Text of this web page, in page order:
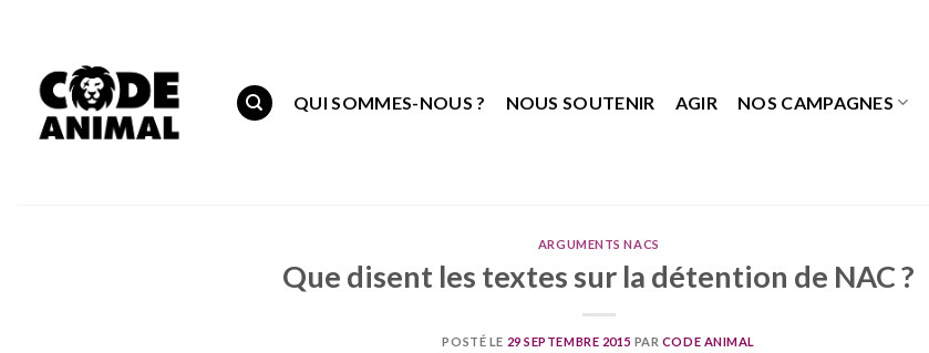
content
QUI SOMMES-NOUS ?
NOUS SOUTENIR AGIR NOS CAMPAGNES
ARGUMENTS NACS
Que disent les textes sur la détention de NAC ?
POSTÉ LE 29 SEPTEMBRE 2015 PAR CODE ANIMAL